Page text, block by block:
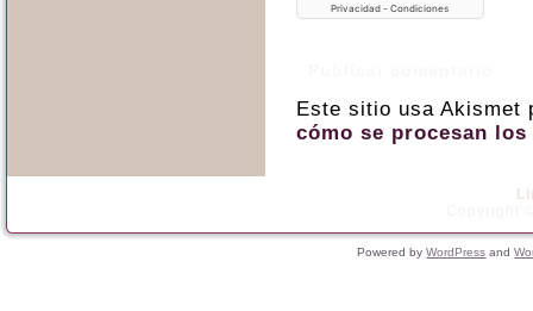
Este sitio usa
cómo se procesan
Powered byWordPress and